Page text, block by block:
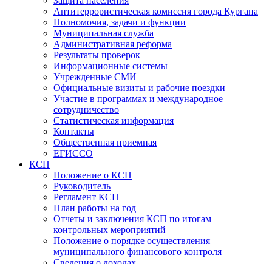
Антитеррористическая комиссия города Кургана
Полномочия, задачи и функции
Муниципальная служба
Административная реформа
Результаты проверок
Информационные системы
Учрежденные СМИ
Официальные визиты и рабочие поездки
Участие в программах и международное
сотрудничество
Статистическая информация
Контакты
Общественная приемная
ЕГИССО
КСП
Положение о КСП
Руководитель
Регламент КСП
План работы на год
Отчеты и заключения КСП по итогам
контрольных мероприятий
Положение о порядке осуществления
муниципального финансового контроля